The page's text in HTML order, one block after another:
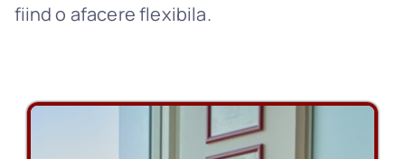
fiind o afacere flexibila.